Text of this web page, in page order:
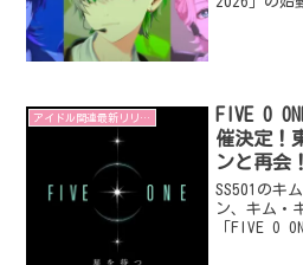
アイドル関連最新リリース
FIVE O
催決定！
ンと再会！
SS501のキ
ン、キム・
「FIVE O